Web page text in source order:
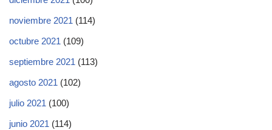
noviembre 2021 (114)
octubre 2021 (109)
septiembre 2021 (113)
agosto 2021 (102)
julio 2021 (100)
junio 2021 (114)